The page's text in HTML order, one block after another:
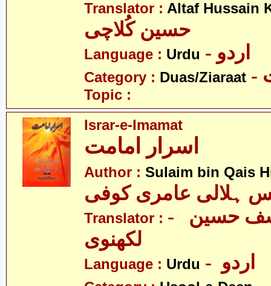
Translator : Altaf Hussain
حسین کُلاچی
Language : Urdu - اردو
Category : Duas/Ziaraat
Topic :
Israr-e-Imamat
Author : Sulaim bin Qais
ہلالی عامری کوفی
Translator : - مرزا یوسف حسین
لکھنوی
Language : Urdu